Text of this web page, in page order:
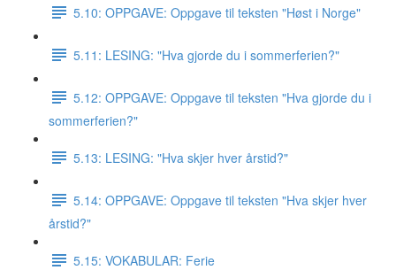
5.10: OPPGAVE: Oppgave til teksten "Høst i Norge"
5.11: LESING: "Hva gjorde du i sommerferien?"
5.12: OPPGAVE: Oppgave til teksten "Hva gjorde du i
sommerferien?"
5.13: LESING: "Hva skjer hver årstid?"
5.14: OPPGAVE: Oppgave til teksten "Hva skjer hver
årstid?"
5.15: VOKABULAR: Ferie